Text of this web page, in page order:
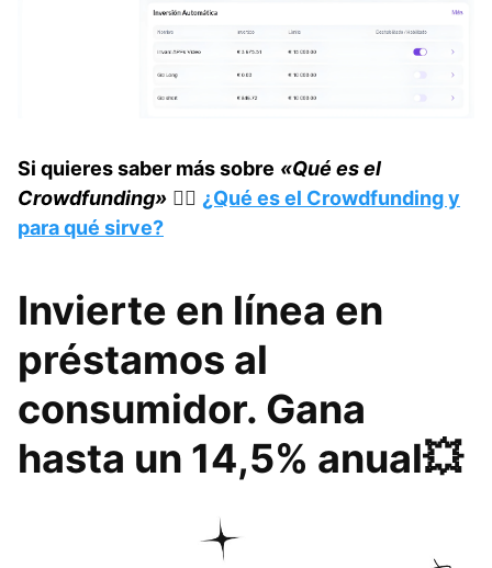
Si quieres saber más sobre «Qué es el
Crowdfunding» 👉🏼​ ​​​ ¿Qué es el Crowdfunding y
para qué sirve?
Invierte en línea en
préstamos al
consumidor. Gana
hasta un 14,5% anual​💥​